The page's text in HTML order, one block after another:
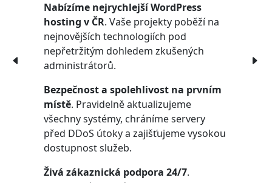
Nabízíme nejrychlejší WordPress
hosting v ČR. Vaše projekty poběží na
nejnovějších technologiích pod
nepřetržitým dohledem zkušených
administrátorů.
Bezpečnost a spolehlivost na prvním
místě. Pravidelně aktualizujeme
všechny systémy, chráníme servery
před DDoS útoky a zajišťujeme vysokou
dostupnost služeb.
Živá zákaznická podpora 24/7.